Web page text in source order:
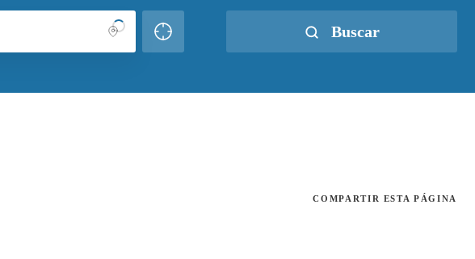
Buscar
COMPARTIR ESTA PÁGINA